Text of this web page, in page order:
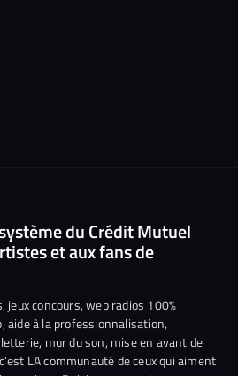
du Crédit Mutuel
et aux fans de
jeux concours, web radios 100%
aide à la professionnalisation,
mur du son, mise en avant de
LA communauté de ceux qui aiment